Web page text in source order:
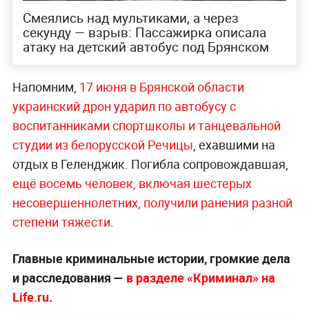
Смеялись над мультиками, а через
секунду — взрыв: Пассажирка описала
атаку на детский автобус под Брянском
Напомним, 17 июня в Брянской области
украинский дрон ударил по автобусу с
воспитанниками спортшколы и танцевальной
студии из белорусской Речицы, ехавшими на
отдых в Геленджик. Погибла сопровождавшая,
ещё восемь человек, включая шестерых
несовершеннолетних, получили ранения разной
степени тяжести.
Главные криминальные истории, громкие дела
и расследования — в разделе «Криминал» на
Life.ru.